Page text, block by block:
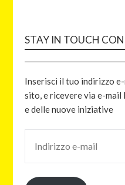
STAY IN TOUCH
Inserisci il tuo indirizzo
sito, e ricevere via e-
e delle nuove iniziative